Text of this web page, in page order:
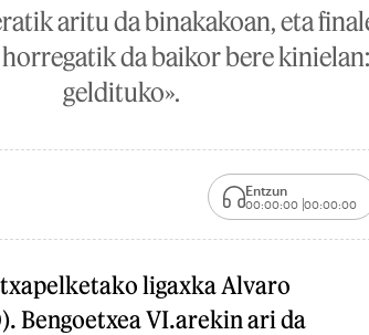
aritu da binakakoan, eta
da baikor bere
geldituko».
Entzun
00:00:00 00:00:00
ligaxka Alvaro
Bengoetxea VI.arekin ari da